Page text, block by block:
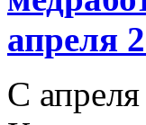
апреля
С апреля